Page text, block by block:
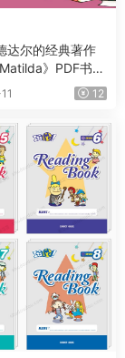
达尔的经典著作
》PDF书籍
12